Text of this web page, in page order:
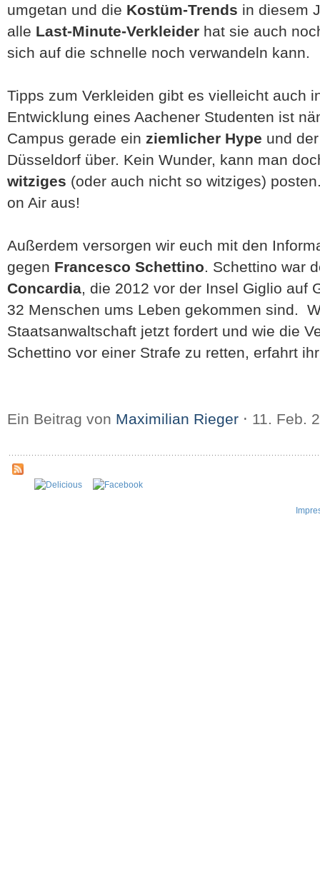
umgetan und die Kostüm-Trends in diesem
alle Last-Minute-Verkleider hat sie auch
sich auf die schnelle noch verwandeln kann.
Tipps zum Verkleiden gibt es vielleicht auch
Entwicklung eines Aachener Studenten ist
Campus gerade ein ziemlicher Hype und
Düsseldorf über. Kein Wunder, kann man
witziges (oder auch nicht so witziges)
on Air aus!
Außerdem versorgen wir euch mit den
gegen Francesco Schettino. Schettino war
Concardia, die 2012 vor der Insel Giglio auf
32 Menschen ums Leben gekommen sind.
Staatsanwaltschaft jetzt fordert und wie die
Schettino vor einer Strafe zu retten, erfahrt
Ein Beitrag von Maximilian Rieger ⋅ 11. Feb.